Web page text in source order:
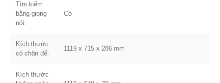
Tìm kiếm
bằng giọng
nói:
Có
Kích thước
có chân đế:
1119 x 715 x 286 mm
Kích thước